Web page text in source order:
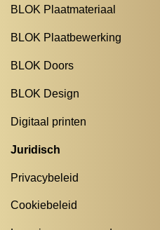
BLOK Plaatmateriaal
BLOK Plaatbewerking
BLOK Doors
BLOK Design
Digitaal printen
Juridisch
Privacybeleid
Cookiebeleid